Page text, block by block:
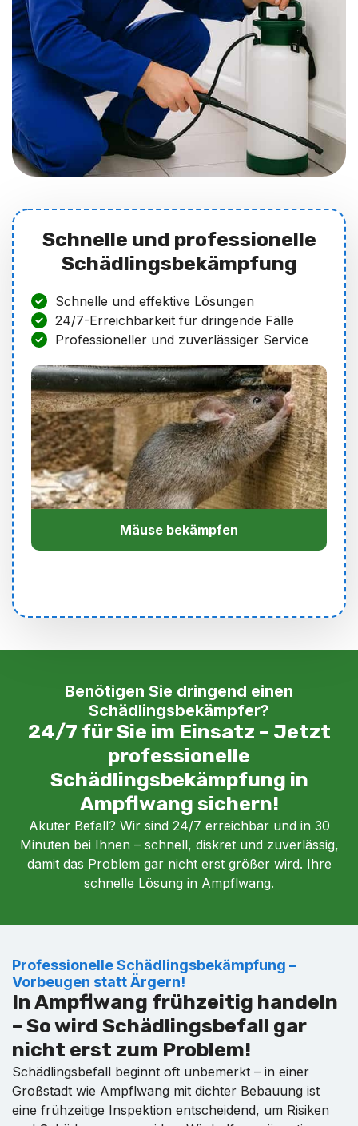
Schnelle und professionelle
Schädlingsbekämpfung
Schnelle und effektive Lösungen
24/7-Erreichbarkeit für dringende Fälle
Professioneller und zuverlässiger Service
Mäuse bekämpfen
Benötigen Sie dringend einen
Schädlingsbekämpfer?
24/7 für Sie im Einsatz – Jetzt
professionelle
Schädlingsbekämpfung in
Ampflwang sichern!
Akuter Befall? Wir sind 24/7 erreichbar und in 30
Minuten bei Ihnen – schnell, diskret und zuverlässig,
damit das Problem gar nicht erst größer wird. Ihre
schnelle Lösung in Ampflwang.
Professionelle Schädlingsbekämpfung –
Vorbeugen statt Ärgern!
In Ampflwang frühzeitig handeln
– So wird Schädlingsbefall gar
nicht erst zum Problem!
Schädlingsbefall beginnt oft unbemerkt – in einer
Großstadt wie Ampflwang mit dichter Bebauung ist
eine frühzeitige Inspektion entscheidend, um Risiken